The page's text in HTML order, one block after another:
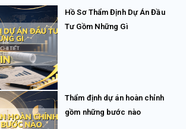
Hồ Sơ Thẩm Định Dự Án Đầu
Tư Gồm Những Gì
Thẩm định dự án hoàn chỉnh
gồm những bước nào